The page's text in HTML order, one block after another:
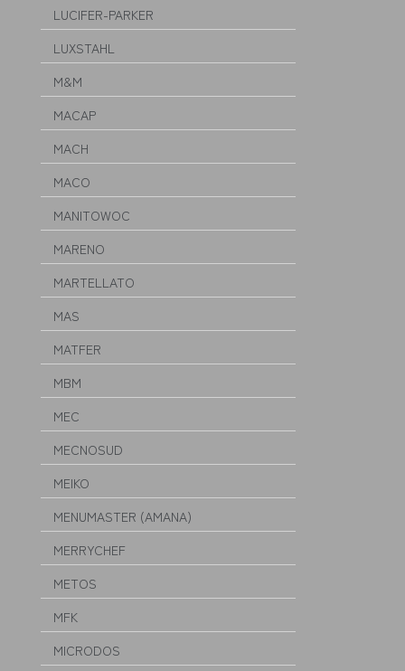
LUCIFER-PARKER
LUXSTAHL
M&M
MACAP
MACH
MACO
MANITOWOC
MARENO
MARTELLATO
MAS
MATFER
MBM
MEC
MECNOSUD
MEIKO
MENUMASTER (AMANA)
MERRYCHEF
METOS
MFK
MICRODOS